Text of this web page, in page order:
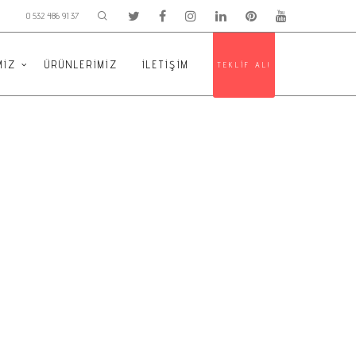
0 532 486 91 37
ÜRÜNLERIMIZ İLETIŞIM TEKLİF AL!